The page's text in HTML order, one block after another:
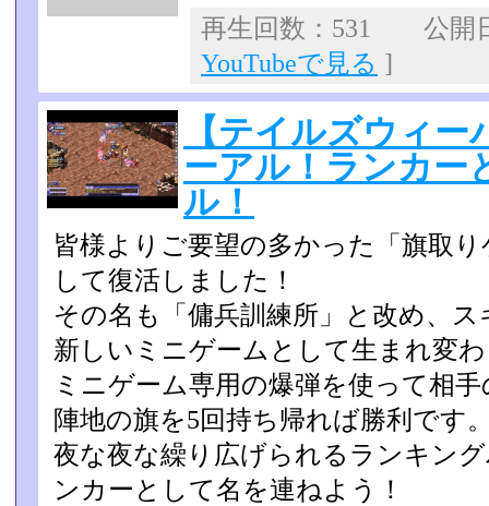
再生回数：531 公開
YouTubeで見る ]
【テイルズウィ
ーアル！ランカー
ル！
皆様よりご要望の多かった「旗取
して復活しました！
その名も「傭兵訓練所」と改め、
新しいミニゲームとして生­まれ変
ミニゲーム専用の爆弾を使って相
陣地の旗を5回持ち帰れば­勝利です
夜な夜な繰り広げられるランキン
ンカーとして名を連ねよう­！